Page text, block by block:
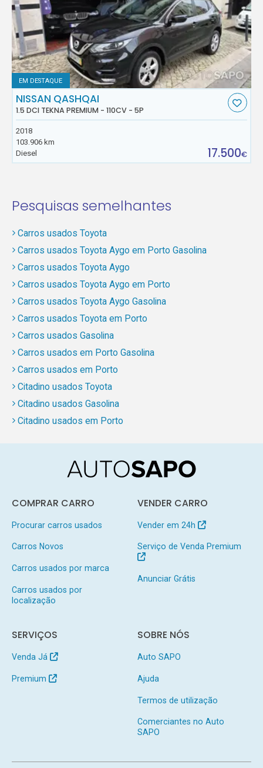
EM DESTAQUE
NISSAN QASHQAI
1.5 DCI TEKNA PREMIUM - 110CV - 5P
2018
103.906 km
Diesel
17.500€
Pesquisas semelhantes
Carros usados Toyota
Carros usados Toyota Aygo em Porto Gasolina
Carros usados Toyota Aygo
Carros usados Toyota Aygo em Porto
Carros usados Toyota Aygo Gasolina
Carros usados Toyota em Porto
Carros usados Gasolina
Carros usados em Porto Gasolina
Carros usados em Porto
Citadino usados Toyota
Citadino usados Gasolina
Citadino usados em Porto
COMPRAR CARRO
Procurar carros usados
Carros Novos
Carros usados por marca
Carros usados por
localização
VENDER CARRO
Vender em 24h
Serviço de Venda Premium
Anunciar Grátis
SERVIÇOS
Venda Já
Premium
SOBRE NÓS
Auto SAPO
Ajuda
Termos de utilização
Comerciantes no Auto
SAPO